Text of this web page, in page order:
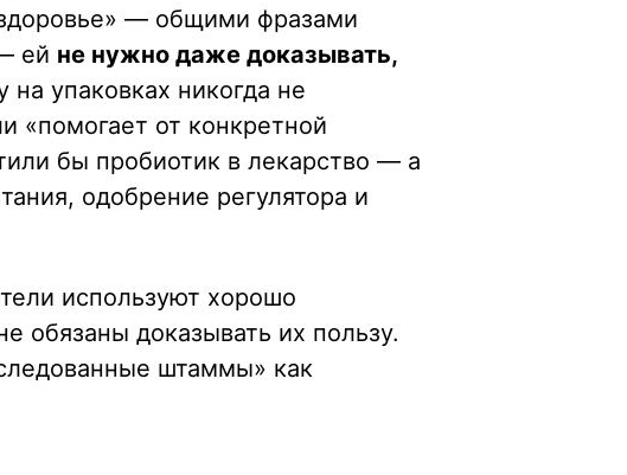
— общими фразами
ей не нужно даже доказывать,
упаковках никогда не
«помогает от конкретной
бы пробиотик в лекарство — а
одобрение регулятора и
используют хорошо
обязаны доказывать их пользу.
штаммы» как